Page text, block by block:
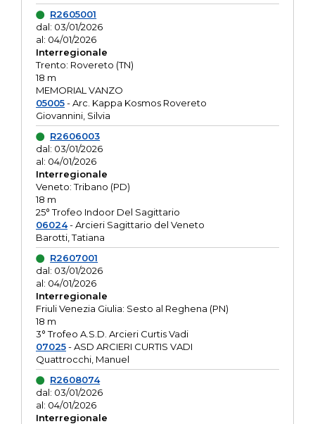
R2605001
dal: 03/01/2026
al: 04/01/2026
Interregionale
Trento: Rovereto (TN)
18 m
MEMORIAL VANZO
05005- Arc. Kappa Kosmos Rovereto
Giovannini, Silvia
R2606003
dal: 03/01/2026
al: 04/01/2026
Interregionale
Veneto: Tribano (PD)
18 m
25° Trofeo Indoor Del Sagittario
06024- Arcieri Sagittario del Veneto
Barotti, Tatiana
R2607001
dal: 03/01/2026
al: 04/01/2026
Interregionale
Friuli Venezia Giulia: Sesto al Reghena (PN)
18 m
3° Trofeo A.S.D. Arcieri Curtis Vadi
07025- ASD ARCIERI CURTIS VADI
Quattrocchi, Manuel
R2608074
dal: 03/01/2026
al: 04/01/2026
Interregionale